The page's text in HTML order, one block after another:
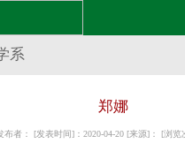
系
郑娜
布者： [发表时间]：2020-04-20 [来源]： [浏